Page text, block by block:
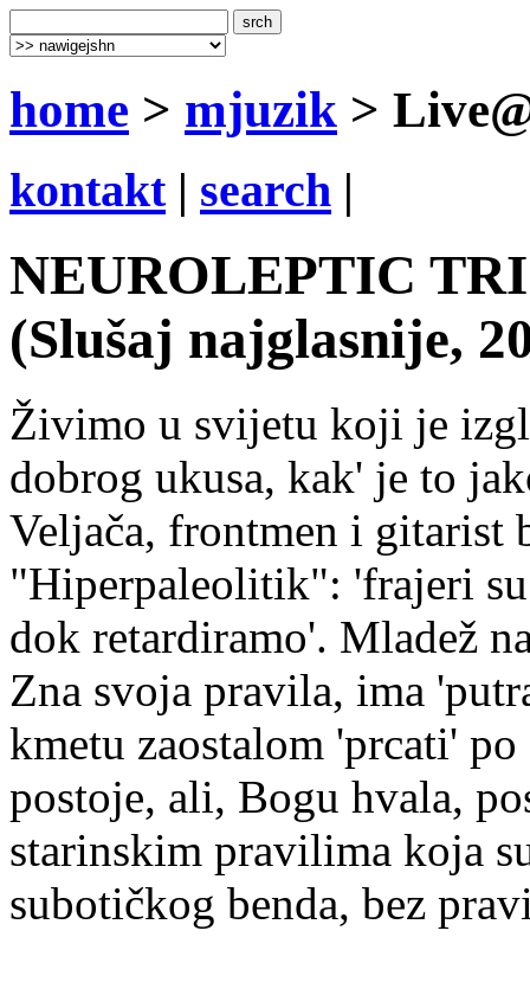
home > mjuzik >
kontakt| search |
NEUROLEPTIC
(Slušaj najglasnije,
Živimo u svijetu koji je
dobrog ukusa, kak' je to
Veljača, frontmen i gitarist
"Hiperpaleolitik": 'frajeri
dok retardiramo'. Mladež
Zna svoja pravila, ima
kmetu zaostalom 'prcati'
postoje, ali, Bogu hvala,
starinskim pravilima koja
subotičkog benda, bez